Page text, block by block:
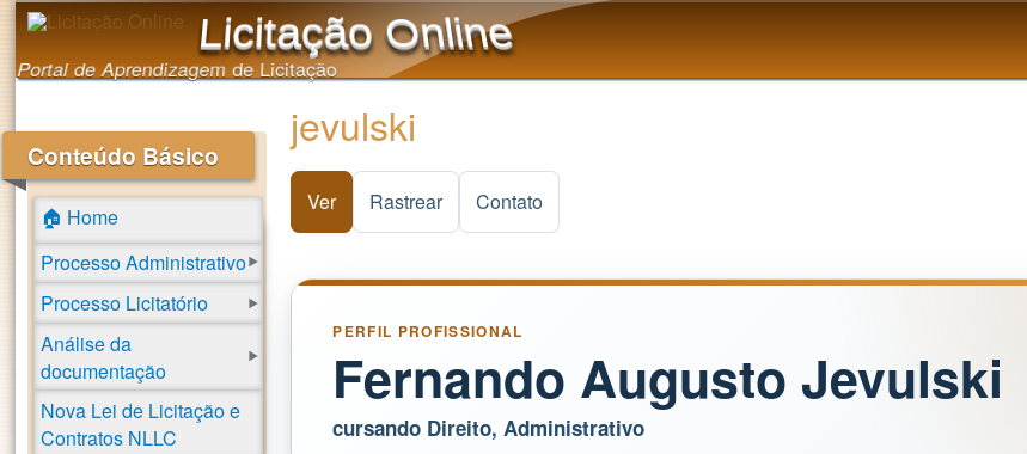
Licitação Online
Portal de Aprendizagem de Licitação
jevulski
Ver(aba ativa)
Rastrear Contato
PERFIL PROFISSIONAL
Fernando Augusto Jevulski
cursando Direito, Administrativo
Conteúdo Básico
🏠 Home
Processo Administrativo
Processo Licitatório
Análise da
documentação
Nova Lei de Licitação e
Contratos NLLC